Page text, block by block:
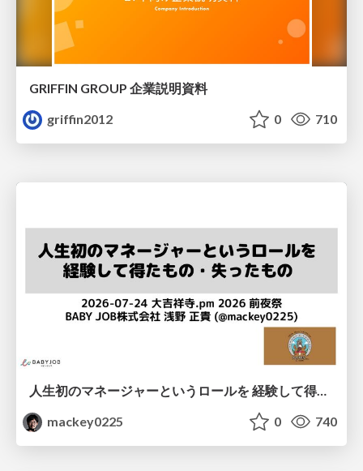
GRIFFIN GROUP 企業説明資料
griffin2012
0 710
人生初のマネージャーというロールを 経験して得たもの・失ったもの / Reflections on My First Manager Role
mackey0225
0 740